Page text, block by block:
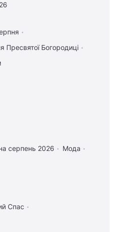
Пресвятої Богородиці
серпень 2026
Мода
Спас